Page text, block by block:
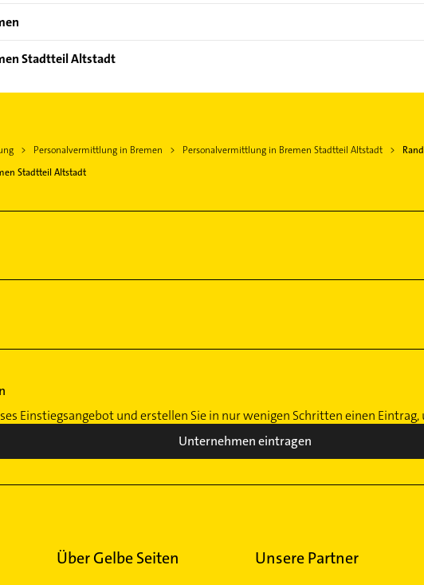
Stadtteil Altstadt
Personalvermittlung in Bremen Personalvermittlung in Bremen Stadtteil Altstadt
Stadtteil Altstadt
Einstiegsangebot und erstellen Sie in nur wenigen Schritten einen
Unternehmen eintragen
Über Gelbe Seiten Unsere Partner